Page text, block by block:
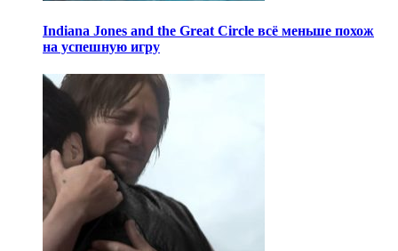
Indiana Jones and the Great Circle всё меньше похож
на успешную игру